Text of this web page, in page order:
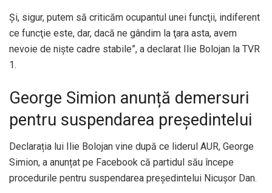
Şi, sigur, putem să criticăm ocupantul unei funcţii, indiferent
ce funcţie este, dar, dacă ne gândim la ţara asta, avem
nevoie de nişte cadre stabile”, a declarat Ilie Bolojan la TVR
1.
George Simion anunță demersuri
pentru suspendarea președintelui
Declarația lui Ilie Bolojan vine după ce liderul AUR, George
Simion, a anunțat pe Facebook că partidul său începe
procedurile pentru suspendarea președintelui Nicușor Dan.